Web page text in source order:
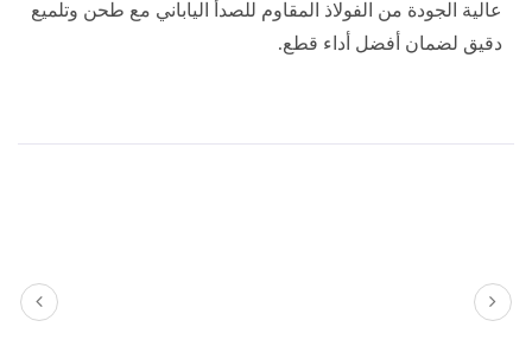
عالية الجودة من الفولاذ المقاوم للصدأ الياباني مع طحن وتلميع
دقيق لضمان أفضل أداء قطع.